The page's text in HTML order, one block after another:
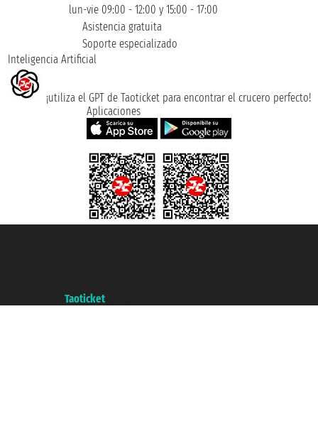
lun-vie 09:00 - 12:00 y 15:00 - 17:00
Asistencia gratuita
Soporte especializado
Inteligencia Artificial
¡utiliza el GPT de Taoticket para encontrar el crucero perfecto!
Aplicaciones
Taoticket